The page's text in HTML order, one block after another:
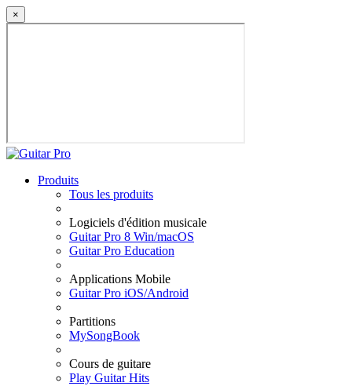
×
Produits
Tous les produits
Logiciels d'édition musicale
Guitar Pro 8 Win/macOS
Guitar Pro Education
Applications Mobile
Guitar Pro iOS/Android
Partitions
MySongBook
Cours de guitare
Play Guitar Hits